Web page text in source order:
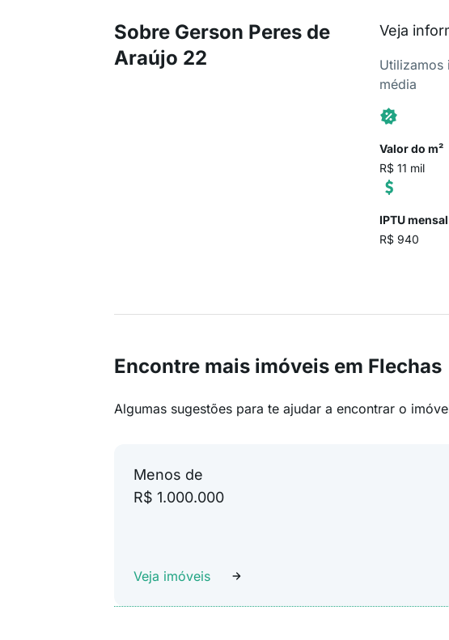
Sobre Gerson Peres de
Araújo 22
Veja
Utilizamos
média
Valor do m²
R$ 11 mil
IPTU mensal
R$ 940
Encontre mais imóveis em Flechas
Algumas sugestões para te ajudar a encontrar o
Menos de
R$ 1.000.000
Veja imóveis